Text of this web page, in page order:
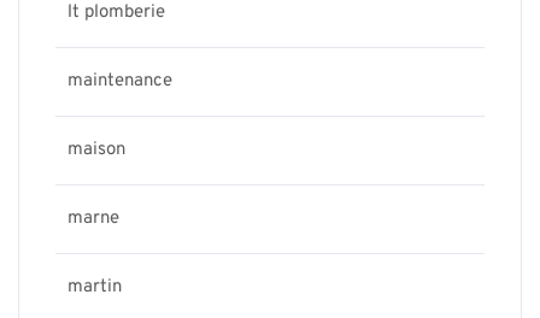
lt plomberie
maintenance
maison
marne
martin